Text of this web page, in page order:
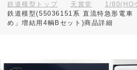
鉄道模型トップ 天賞堂
1/80(HO
鉄道模型(55036151系 直流特急形電車
め」増結用4輌Bセット)商品詳細